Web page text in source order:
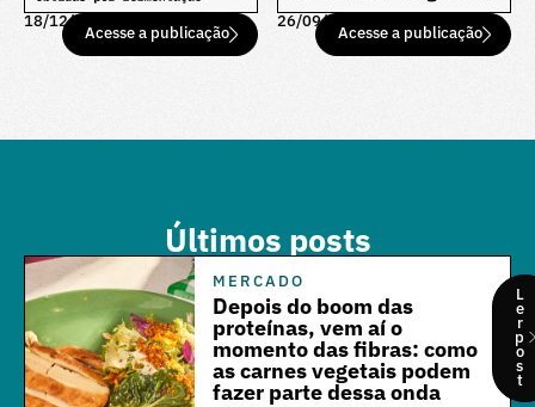
18/12/25
Acesse a publicação
26/09/25
Acesse a publicação
Últimos posts
MERCADO
Depois do boom das
proteínas, vem aí o
momento das fibras: como
as carnes vegetais podem
fazer parte dessa onda
L
e
r
p
o
s
t